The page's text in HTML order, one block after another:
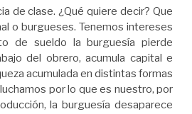
de clase. ¿Qué quiere decir? Que
o burgueses. Tenemos intereses
de sueldo la burguesía pierde
del obrero, acumula capital e
acumulada en distintas formas
por lo que es nuestro, por
la burguesía desaparece